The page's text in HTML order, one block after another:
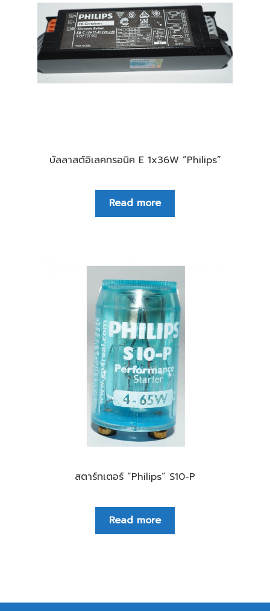
บัลลาสต์อิเลคทรอนิค E 1x36W “Philips”
Read more
สตาร์ทเตอร์ “Philips” S10-P
Read more